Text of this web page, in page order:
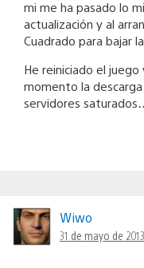
mi me ha pasado lo
actualización y al
Cuadrado para bajar
He reiniciado el juego
momento la
servidores saturados…
Wiwo
31 de mayo de